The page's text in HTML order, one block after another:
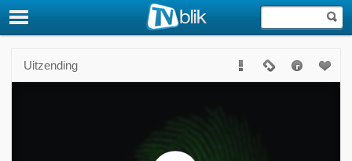
Uitzending